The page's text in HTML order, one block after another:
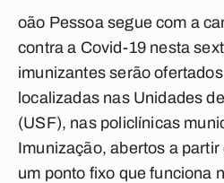
oão Pessoa segue com a
contra a Covid-19 nesta
imunizantes serão
localizadas nas Unidades
(USF), nas policlínicas
Imunização, abertos a
um ponto fixo que funciona